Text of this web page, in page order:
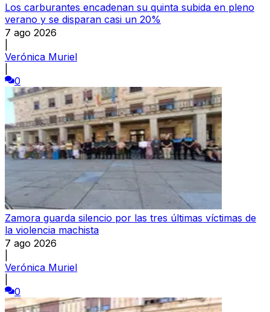
Los carburantes encadenan su quinta subida en pleno
verano y se disparan casi un 20%
7 ago 2026
Verónica Muriel
0
Zamora guarda silencio por las tres últimas víctimas de
la violencia machista
7 ago 2026
Verónica Muriel
0